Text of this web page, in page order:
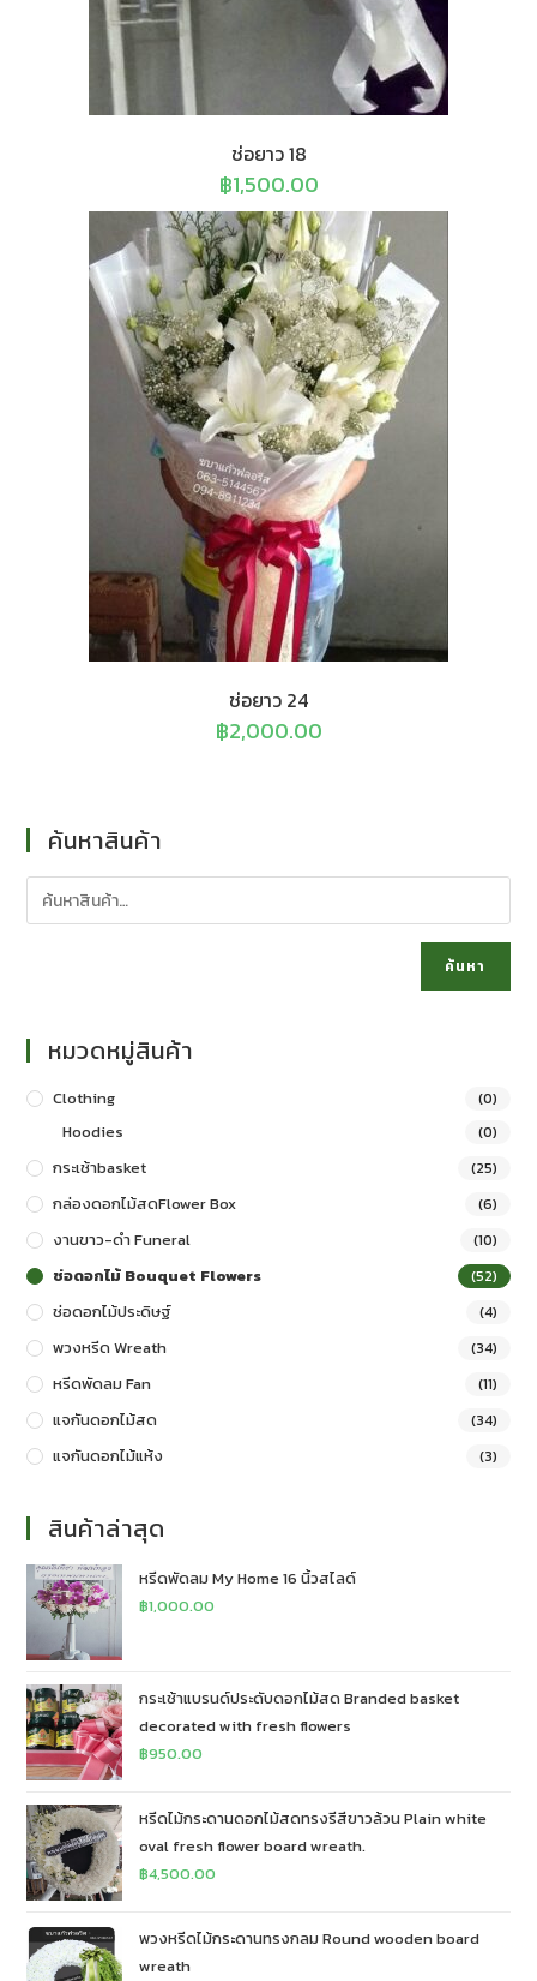
ช่อยาว 18
฿1,500.00
ช่อยาว 24
฿2,000.00
ค้นหาสินค้า
ค้นหา
หมวดหมู่สินค้า
Clothing (0)
Hoodies (0)
กระเช้าbasket (25)
กล่องดอกไม้สดFlower Box (6)
งานขาว-ดำ Funeral (10)
ช่อดอกไม้ Bouquet Flowers (52)
ช่อดอกไม้ประดิษฐ์ (4)
พวงหรีด Wreath (34)
หรีดพัดลม Fan (11)
แจกันดอกไม้สด (34)
แจกันดอกไม้แห้ง (3)
สินค้าล่าสุด
หรีดพัดลม My Home 16 นิ้วสไลด์
฿1,000.00
กระเช้าแบรนด์ประดับดอกไม้สด Branded basket
decorated with fresh flowers
฿950.00
หรีดไม้กระดานดอกไม้สดทรงรีสีขาวล้วน Plain white
oval fresh flower board wreath.
฿4,500.00
พวงหรีดไม้กระดานทรงกลม Round wooden board
wreath